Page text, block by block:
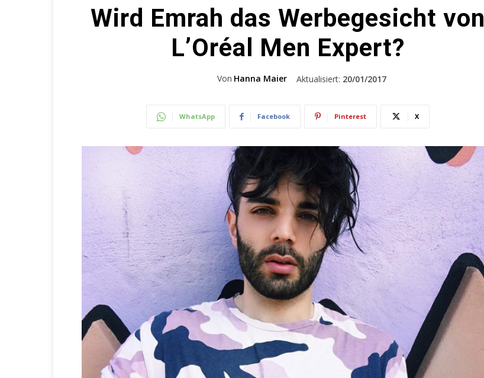
Wird Emrah das Werbegesicht von
L’Oréal Men Expert?
Von Hanna Maier Aktualisiert: 20/01/2017
WhatsApp Facebook Pinterest X